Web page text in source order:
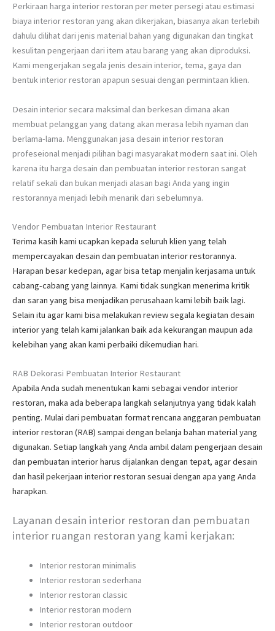
Perkiraan harga interior restoran per meter persegi atau estimasi
biaya interior restoran yang akan dikerjakan, biasanya akan terlebih
dahulu dilihat dari jenis material bahan yang digunakan dan tingkat
kesulitan pengerjaan dari item atau barang yang akan diproduksi.
Kami mengerjakan segala jenis desain interior, tema, gaya dan
bentuk interior restoran apapun sesuai dengan permintaan klien.
Desain interior secara maksimal dan berkesan dimana akan
membuat pelanggan yang datang akan merasa lebih nyaman dan
berlama-lama. Menggunakan jasa desain interior restoran
profeseional menjadi pilihan bagi masyarakat modern saat ini. Oleh
karena itu harga desain dan pembuatan interior restoran sangat
relatif sekali dan bukan menjadi alasan bagi Anda yang ingin
restorannya menjadi lebih menarik dari sebelumnya.
Vendor Pembuatan Interior Restaurant
Terima kasih kami ucapkan kepada seluruh klien yang telah
mempercayakan desain dan pembuatan interior restorannya.
Harapan besar kedepan, agar bisa tetap menjalin kerjasama untuk
cabang-cabang yang lainnya. Kami tidak sungkan menerima kritik
dan saran yang bisa menjadikan perusahaan kami lebih baik lagi.
Selain itu agar kami bisa melakukan review segala kegiatan desain
interior yang telah kami jalankan baik ada kekurangan maupun ada
kelebihan yang akan kami perbaiki dikemudian hari.
RAB Dekorasi Pembuatan Interior Restaurant
Apabila Anda sudah menentukan kami sebagai vendor interior
restoran, maka ada beberapa langkah selanjutnya yang tidak kalah
penting. Mulai dari pembuatan format rencana anggaran pembuatan
interior restoran (RAB) sampai dengan belanja bahan material yang
digunakan. Setiap langkah yang Anda ambil dalam pengerjaan desain
dan pembuatan interior harus dijalankan dengan tepat, agar desain
dan hasil pekerjaan interior restoran sesuai dengan apa yang Anda
harapkan.
Layanan desain interior restoran dan pembuatan
interior ruangan restoran yang kami kerjakan:
Interior restoran minimalis
Interior restoran sederhana
Interior restoran classic
Interior restoran modern
Interior restoran outdoor